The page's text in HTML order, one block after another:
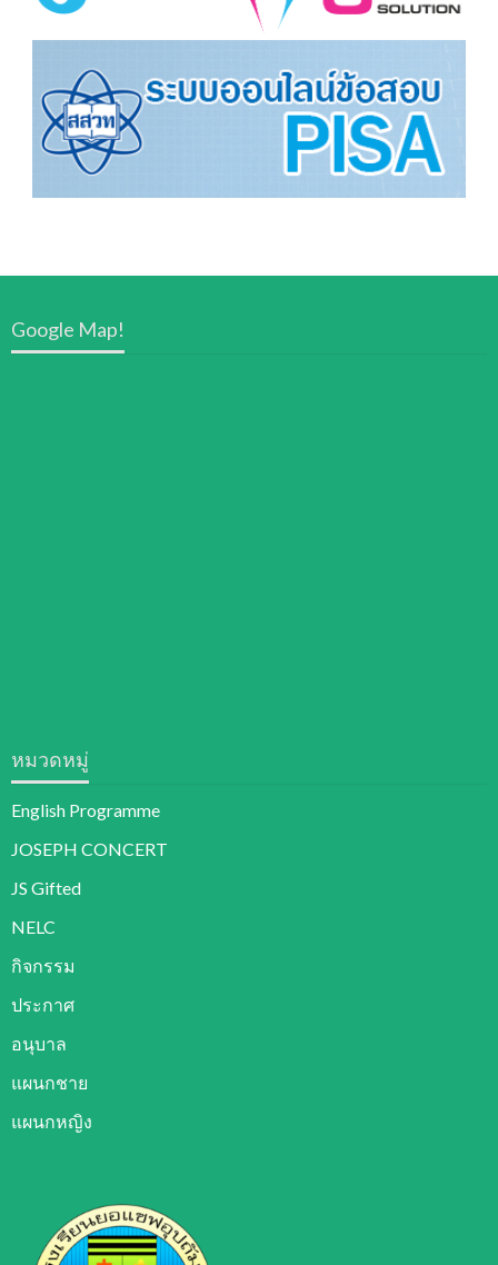
Google Map!
หมวดหมู่
English Programme
JOSEPH CONCERT
JS Gifted
NELC
กิจกรรม
ประกาศ
อนุบาล
แผนกชาย
แผนกหญิง